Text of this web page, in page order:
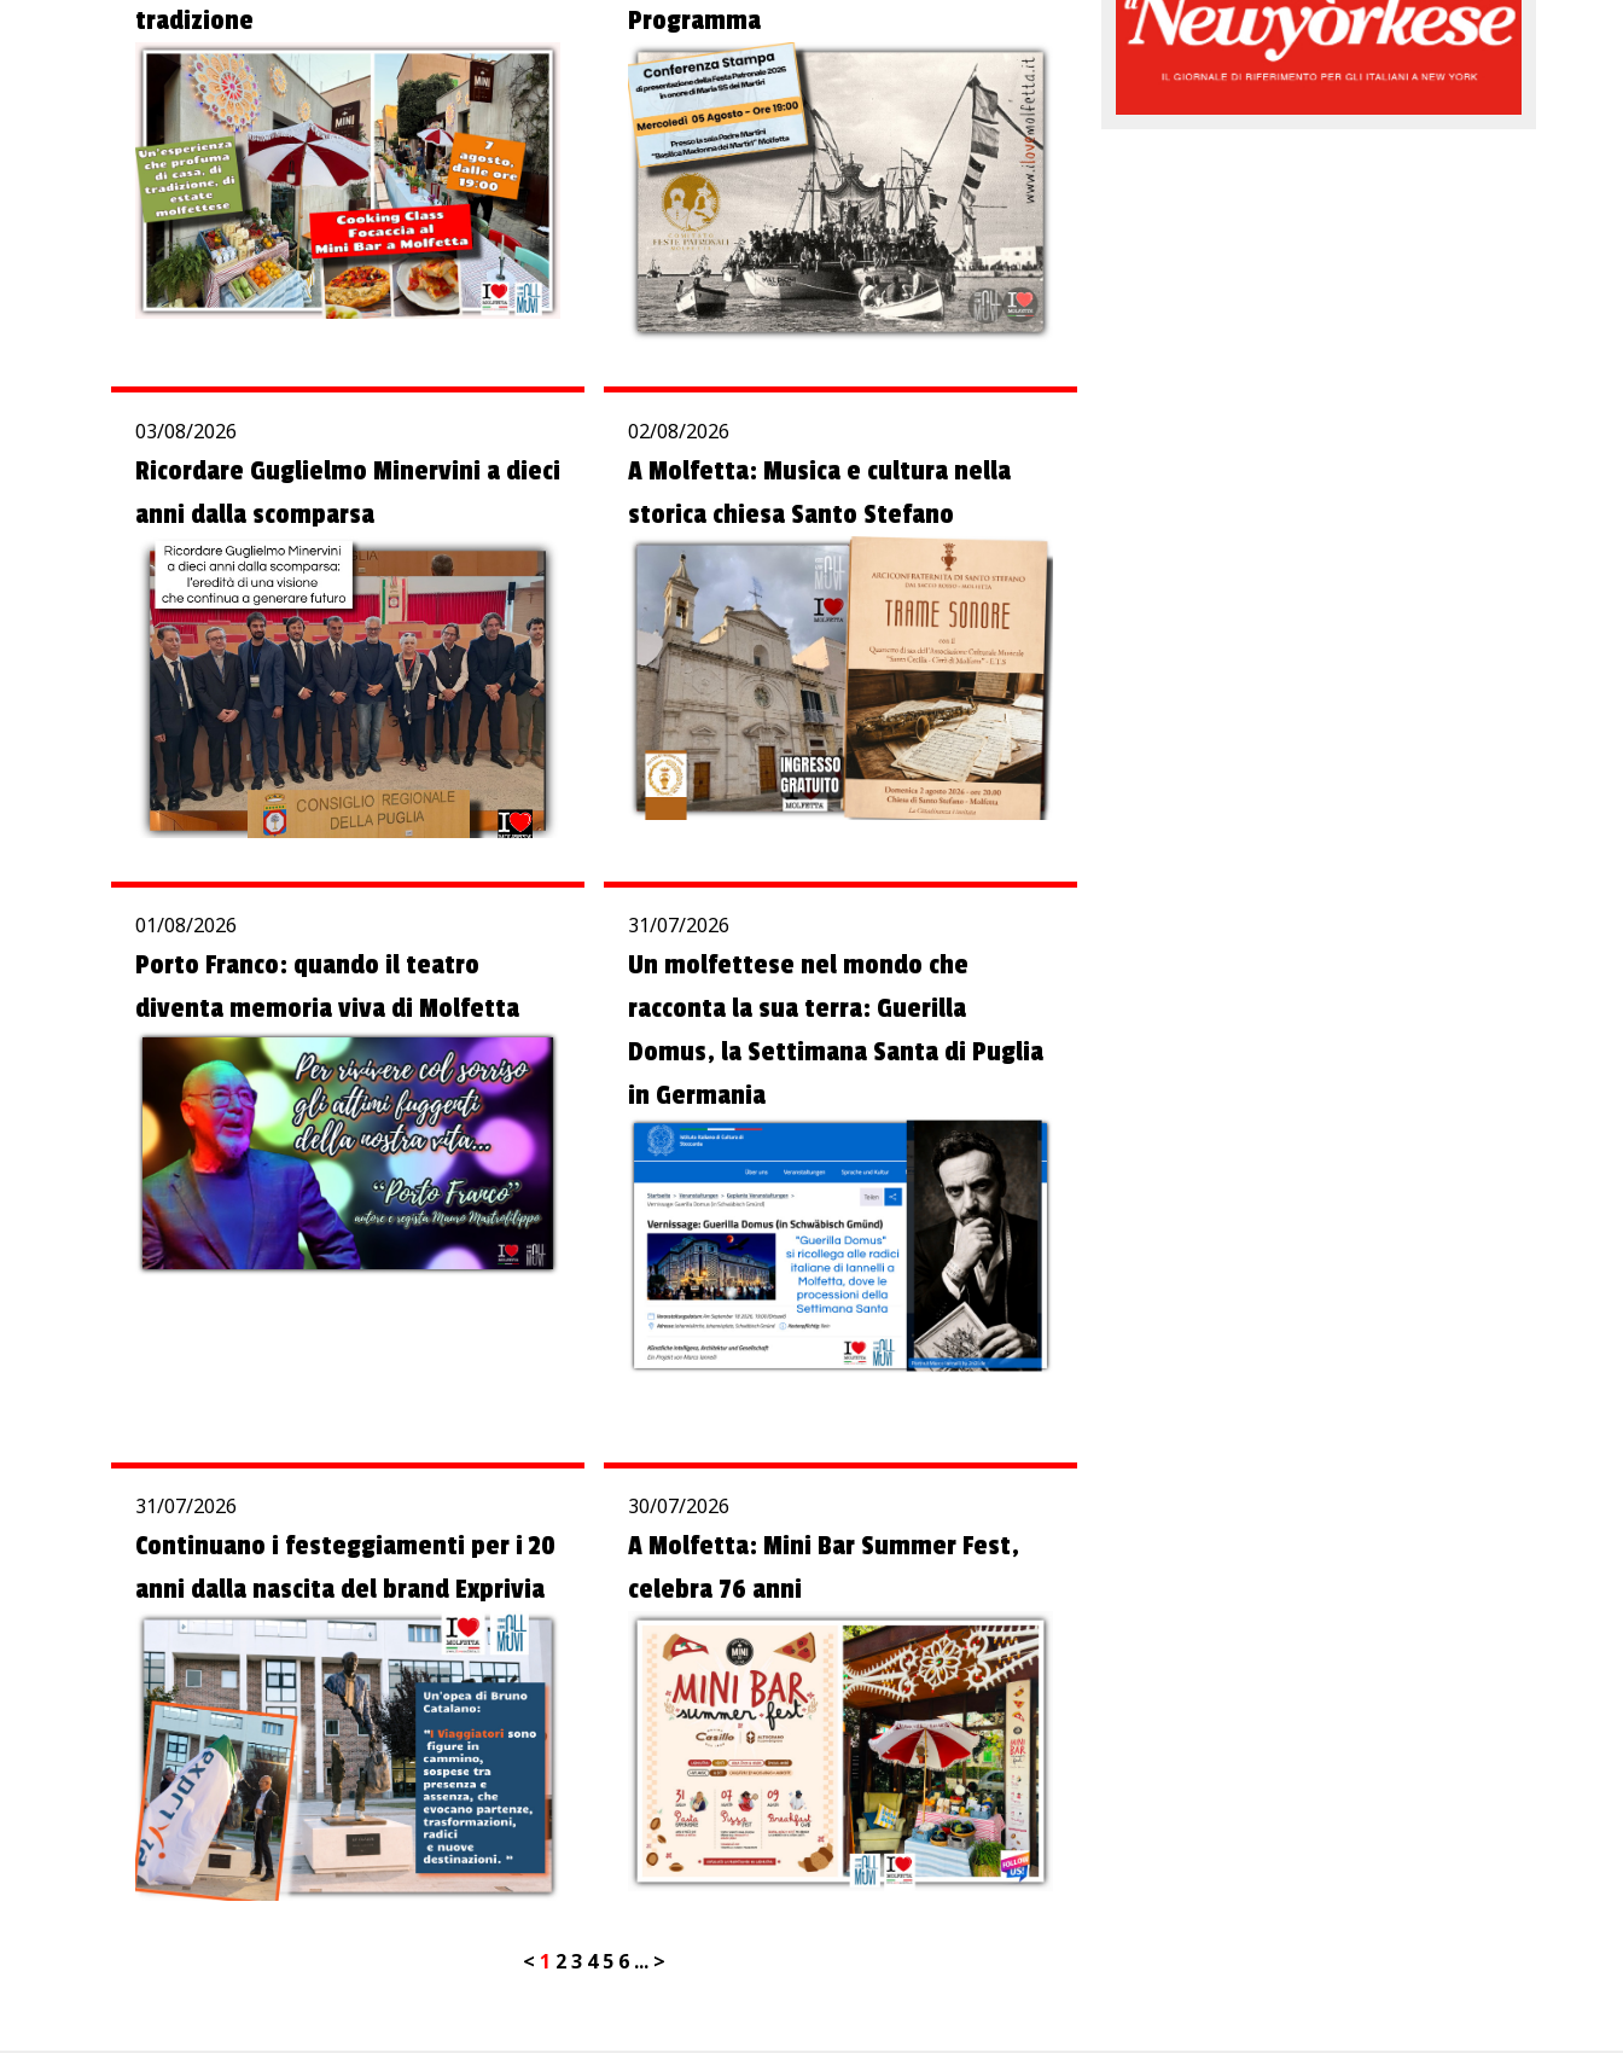
tradizione
Programma
03/08/2026
Ricordare Guglielmo Minervini a dieci
anni dalla scomparsa
02/08/2026
A Molfetta: Musica e cultura nella
storica chiesa Santo Stefano
01/08/2026
Porto Franco: quando il teatro
diventa memoria viva di Molfetta
31/07/2026
Un molfettese nel mondo che
racconta la sua terra: Guerilla
Domus, la Settimana Santa di Puglia
in Germania
31/07/2026
Continuano i festeggiamenti per i 20
anni dalla nascita del brand Exprivia
30/07/2026
A Molfetta: Mini Bar Summer Fest,
celebra 76 anni
< 1 23 4 5 6 ... >